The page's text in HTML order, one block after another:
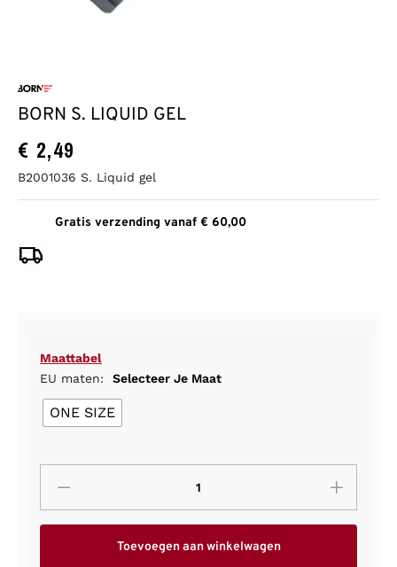
BORN S. LIQUID GEL
€ 2,49
B2001036 S. Liquid gel
Gratis verzending vanaf € 60,00
Maattabel
EU maten:
Selecteer Je Maat
ONE SIZE
Toevoegen aan winkelwagen